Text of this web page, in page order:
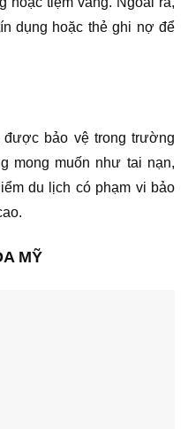
dụng hoặc thẻ ghi nợ để
bảo vệ trong trường
mong muốn như tai nạn,
du lịch có phạm vi bảo
MỸ